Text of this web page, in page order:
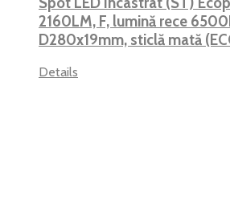
2160LM, F, lumină rece
D280x19mm, sticlă mată
Details